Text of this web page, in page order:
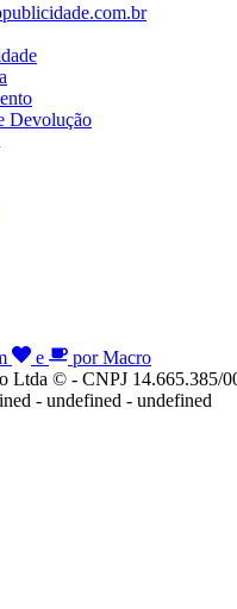
Devolução
e
por Macro
Ltda © - CNPJ 14.665.385/
- undefined - undefined